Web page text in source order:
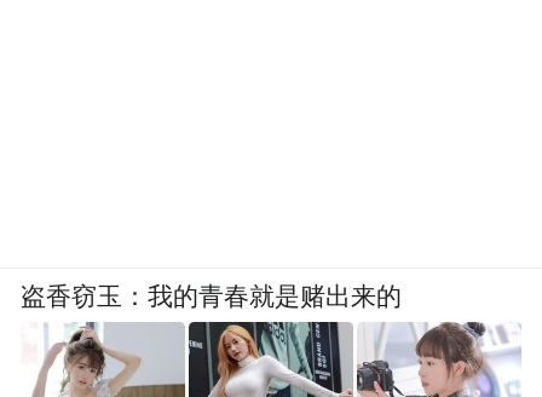
盗香窃玉：我的青春就是赌出来的